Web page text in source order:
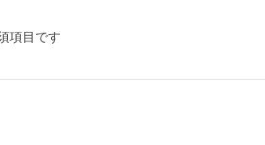
項目です